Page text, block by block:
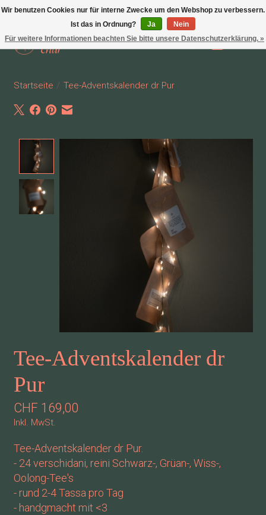
Wunschzettel
Ihr
Startseite / Tee-Adventskalender dr Pur
Product image slideshow Items
Tee-Adventskalender dr
Pur
CHF 169,00
Inkl. MwSt.
Tee-Adventskalender dr Pur.
- 24 verschidani, reini Schwarz-, Grüan-, Wiss-,
Oolong-Tee's
- rund 2-4 Tassa pro Tag
- handgmacht mit <3
Wir benutzen Cookies nur für interne Zwecke um den Webshop zu verbessern.
Ist das in Ordnung?
Ja
Nein
Für weitere Informationen beachten Sie bitte unsere Datenschutzerklärung. »